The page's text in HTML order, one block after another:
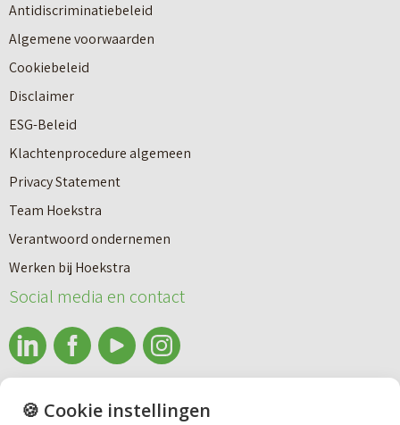
Nieuwbouw
Huren
Bedrijfsmakelaardij
Antidiscriminatiebeleid
Algemene voorwaarden
Cookiebeleid
Disclaimer
ESG-Beleid
Klachtenprocedure algemeen
Privacy Statement
Team Hoekstra
Verantwoord ondernemen
Werken bij Hoekstra
Social media en contact
info@makelaardijhoekstra.nl
🍪 Cookie instellingen